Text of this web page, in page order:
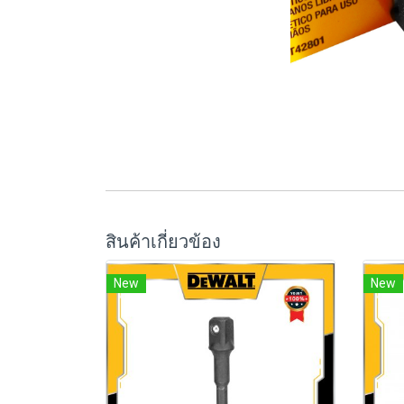
สินค้าเกี่ยวข้อง
New New